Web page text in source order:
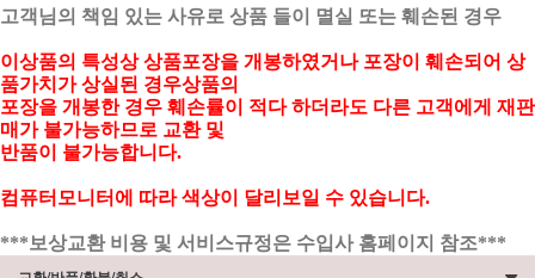
고객님의 책임 있는 사유로 상품 들이 멸실 또는 훼손된 경우
이상품의 특성상 상품포장을 개봉하였거나 포장이 훼손되어 상
품가치가 상실된 경우상품의
포장을 개봉한 경우 훼손률이 적다 하더라도 다른 고객에게 재판
매가 불가능하므로 교환 및
반품이 불가능합니다.
컴퓨터모니터에 따라 색상이 달리보일 수 있습니다.
***보상교환 비용 및 서비스규정은 수입사 홈페이지 참조***